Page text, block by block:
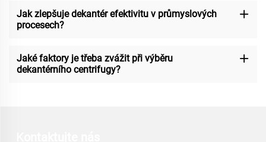
Jak zlepšuje dekantér efektivitu v průmyslových
procesech?
Jaké faktory je třeba zvážit při výběru
dekantérního centrifugy?